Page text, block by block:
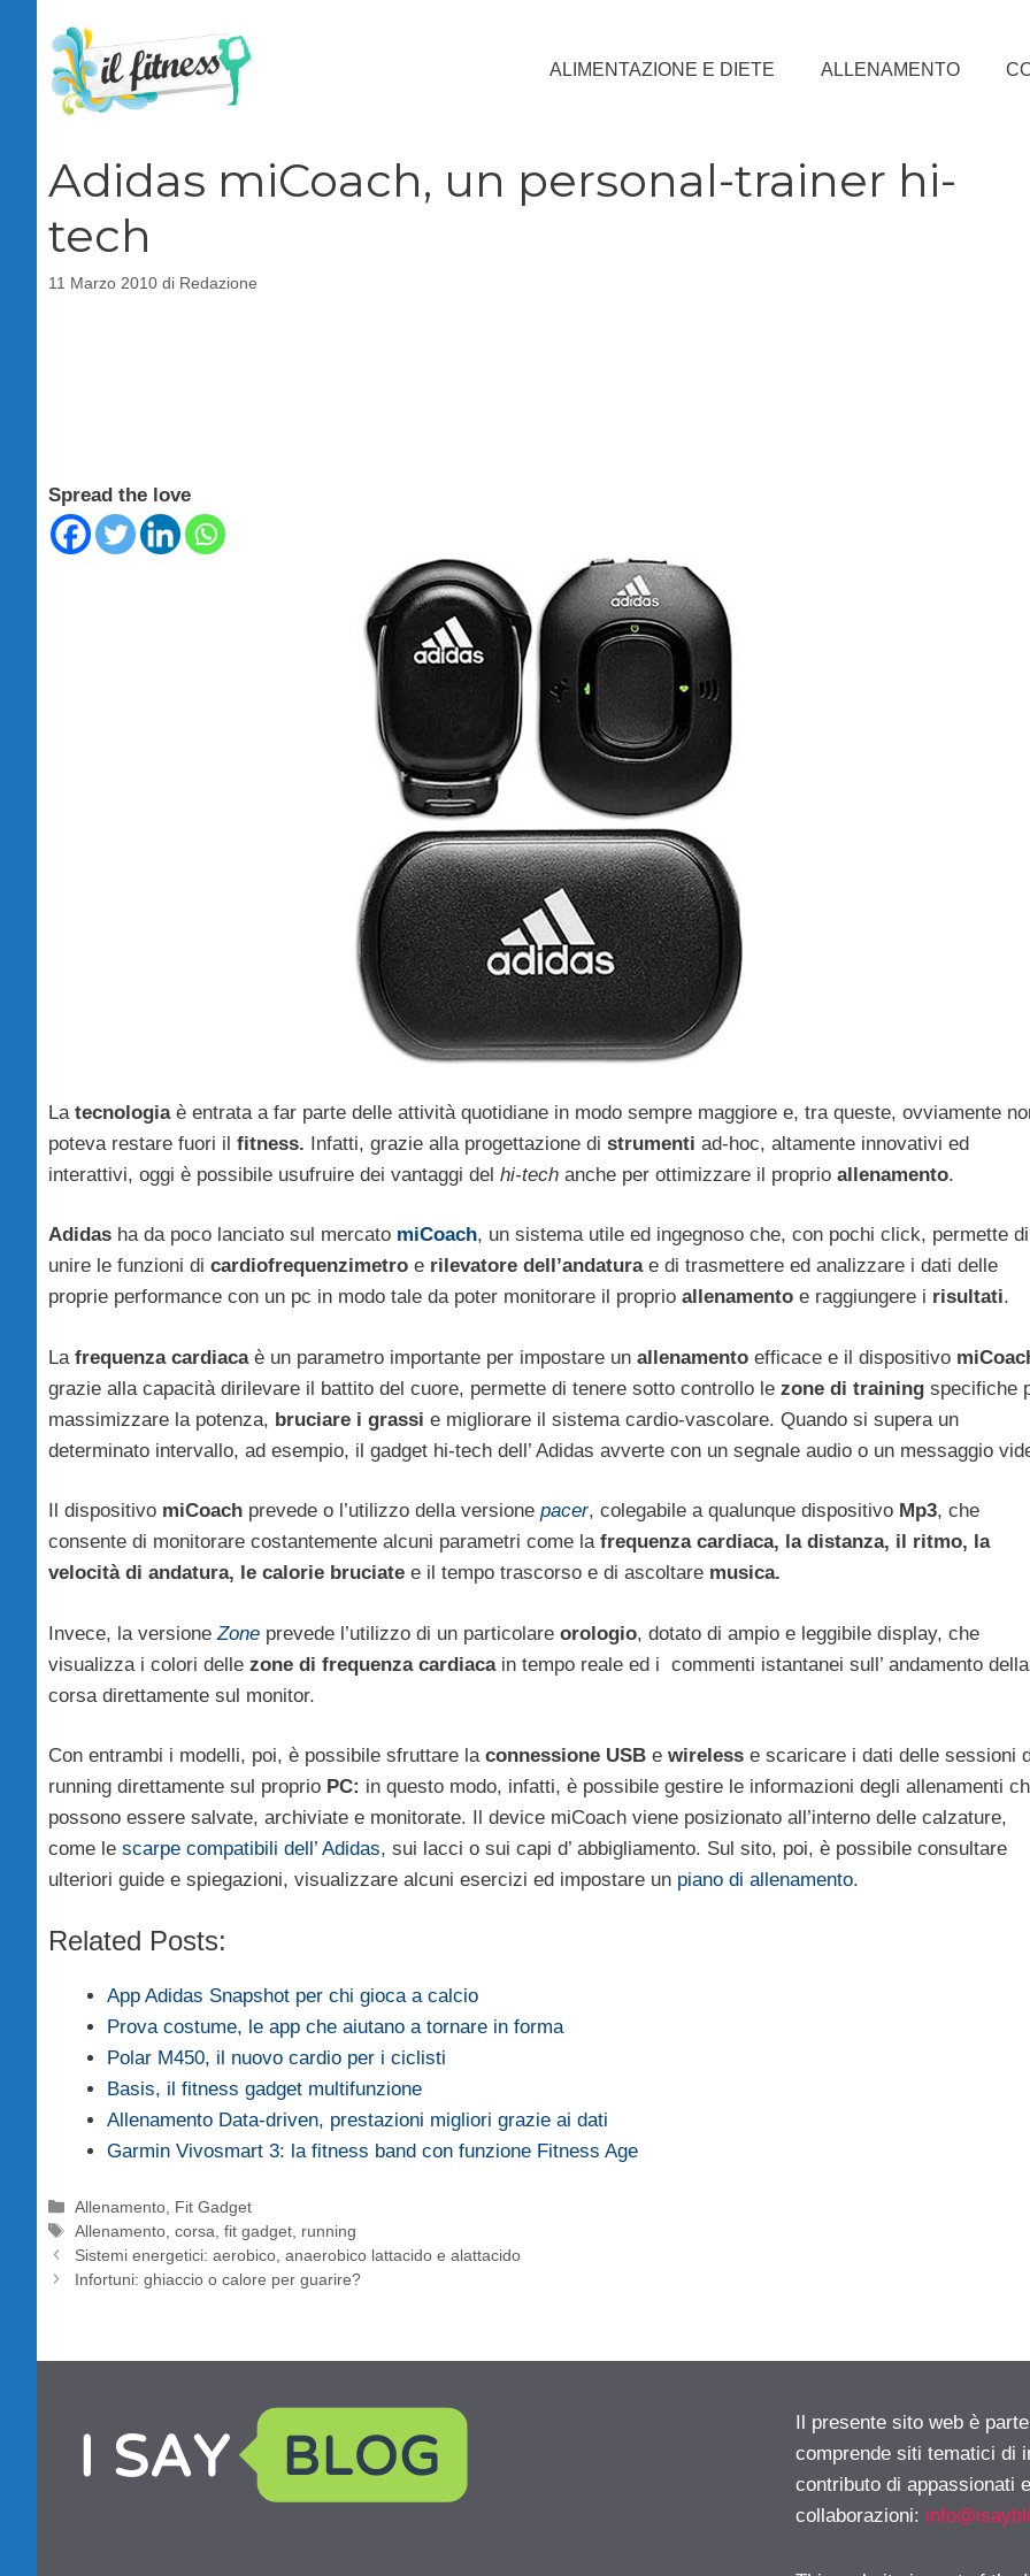
contenuto
ALIMENTAZIONE E DIETE ALLENAMENTO
Adidas miCoach, un personal-trainer hi-
tech
11 Marzo 2010 di Redazione
Spread the love
La tecnologiaè entrata a far parte delle attività quotidiane in modo sempre maggiore e, tra queste, ovviamente
poteva restare fuori il fitness. Infatti, grazie alla progettazione di strumenti ad-hoc, altamente innovativi ed
interattivi, oggi è possibile usufruire dei vantaggi del hi-tech anche per ottimizzare il proprio allenamento.
Adidas ha da poco lanciato sul mercato miCoach, un sistema utile ed ingegnoso che, con pochi click, permette di
unire le funzioni di cardiofrequenzimetro e rilevatore dell’andatura e di trasmettere ed analizzare i dati delle
proprie performance con un pc in modo tale da poter monitorare il proprio allenamento e raggiungere i risultati.
La frequenza cardiacaè un parametro importante per impostare un allenamento efficace e il dispositivo
grazie alla capacità dirilevare il battito del cuore, permette di tenere sotto controllo le zone di training specifiche
massimizzare la potenza, bruciare i grassi e migliorare il sistema cardio-vascolare. Quando si supera un
determinato intervallo, ad esempio, il gadget hi-tech dell’ Adidas avverte con un segnale audio o un messaggio
Il dispositivo miCoach prevede o l’utilizzo della versione pacer, colegabile a qualunque dispositivo Mp3, che
consente di monitorare costantemente alcuni parametri come la frequenza cardiaca, la distanza, il ritmo, la
velocità di andatura, le calorie bruciate e il tempo trascorso e di ascoltare musica.
Invece, la versione Zone prevede l’utilizzo di un particolare orologio, dotato di ampio e leggibile display, che
visualizza i colori delle zone di frequenza cardiaca in tempo reale ed i commenti istantanei sull’ andamento della
corsa direttamente sul monitor.
Con entrambi i modelli, poi, è possibile sfruttare laconnessione USB e wireless e scaricare i dati delle sessioni
running direttamente sul proprio PC: in questo modo, infatti, è possibile gestire le informazioni degli allenamenti
possono essere salvate, archiviate e monitorate. Il device miCoach viene posizionato all’interno delle calzature,
come le scarpe compatibili dell’ Adidas, sui lacci o sui capi d’ abbigliamento. Sul sito, poi, è possibile consultare
ulteriori guide e spiegazioni, visualizzare alcuni esercizi ed impostare un piano di allenamento.
Related Posts:
App Adidas Snapshot per chi gioca a calcio
Prova costume, le app che aiutano a tornare in forma
Polar M450, il nuovo cardio per i ciclisti
Basis, il fitness gadget multifunzione
Allenamento Data-driven, prestazioni migliori grazie ai dati
Garmin Vivosmart 3: la fitness band con funzione Fitness Age
Categorie
Allenamento Fit Gadget
Tag
Allenamento ,corsa ,fit gadget running
Sistemi energetici: aerobico, anaerobico lattacido e alattacido
Infortuni: ghiaccio o calore per guarire?
Il presente sito web è
comprende siti tematici di
contributo di appassionati
collaborazioni: